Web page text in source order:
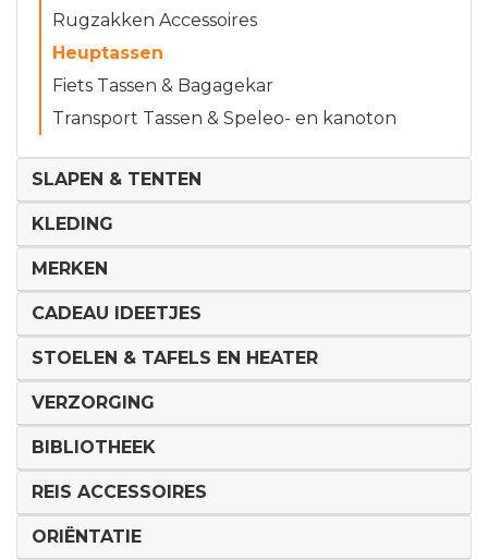
Rugzakken Accessoires
Heuptassen
Fiets Tassen & Bagagekar
Transport Tassen & Speleo- en kanoton
SLAPEN & TENTEN
KLEDING
MERKEN
CADEAU IDEETJES
STOELEN & TAFELS EN HEATER
VERZORGING
BIBLIOTHEEK
REIS ACCESSOIRES
ORIËNTATIE